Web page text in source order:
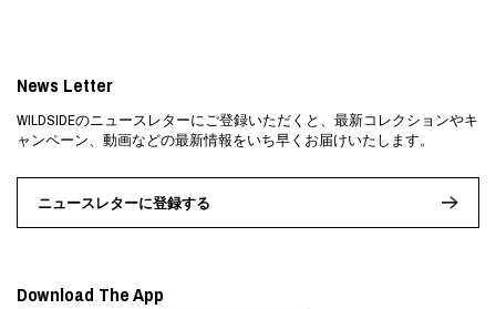
News Letter
WILDSIDEのニュースレターにご登録いただくと、最新コレクションやキ
ャンペーン、動画などの最新情報をいち早くお届けいたします。
ニュースレターに登録する
Download The App